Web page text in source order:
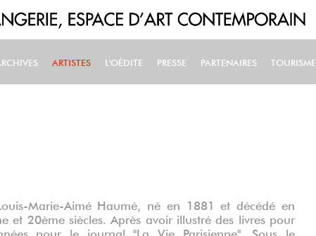
ARTISTES L'OÉDITE PRESSE PARTENAIRES TOURISME
Marie-Aimé Haumé, né en 1881 et décédé en
et 20ème siècles. Après avoir illustré des livres pour
pour le journal "La Vie Parisienne". Sous le